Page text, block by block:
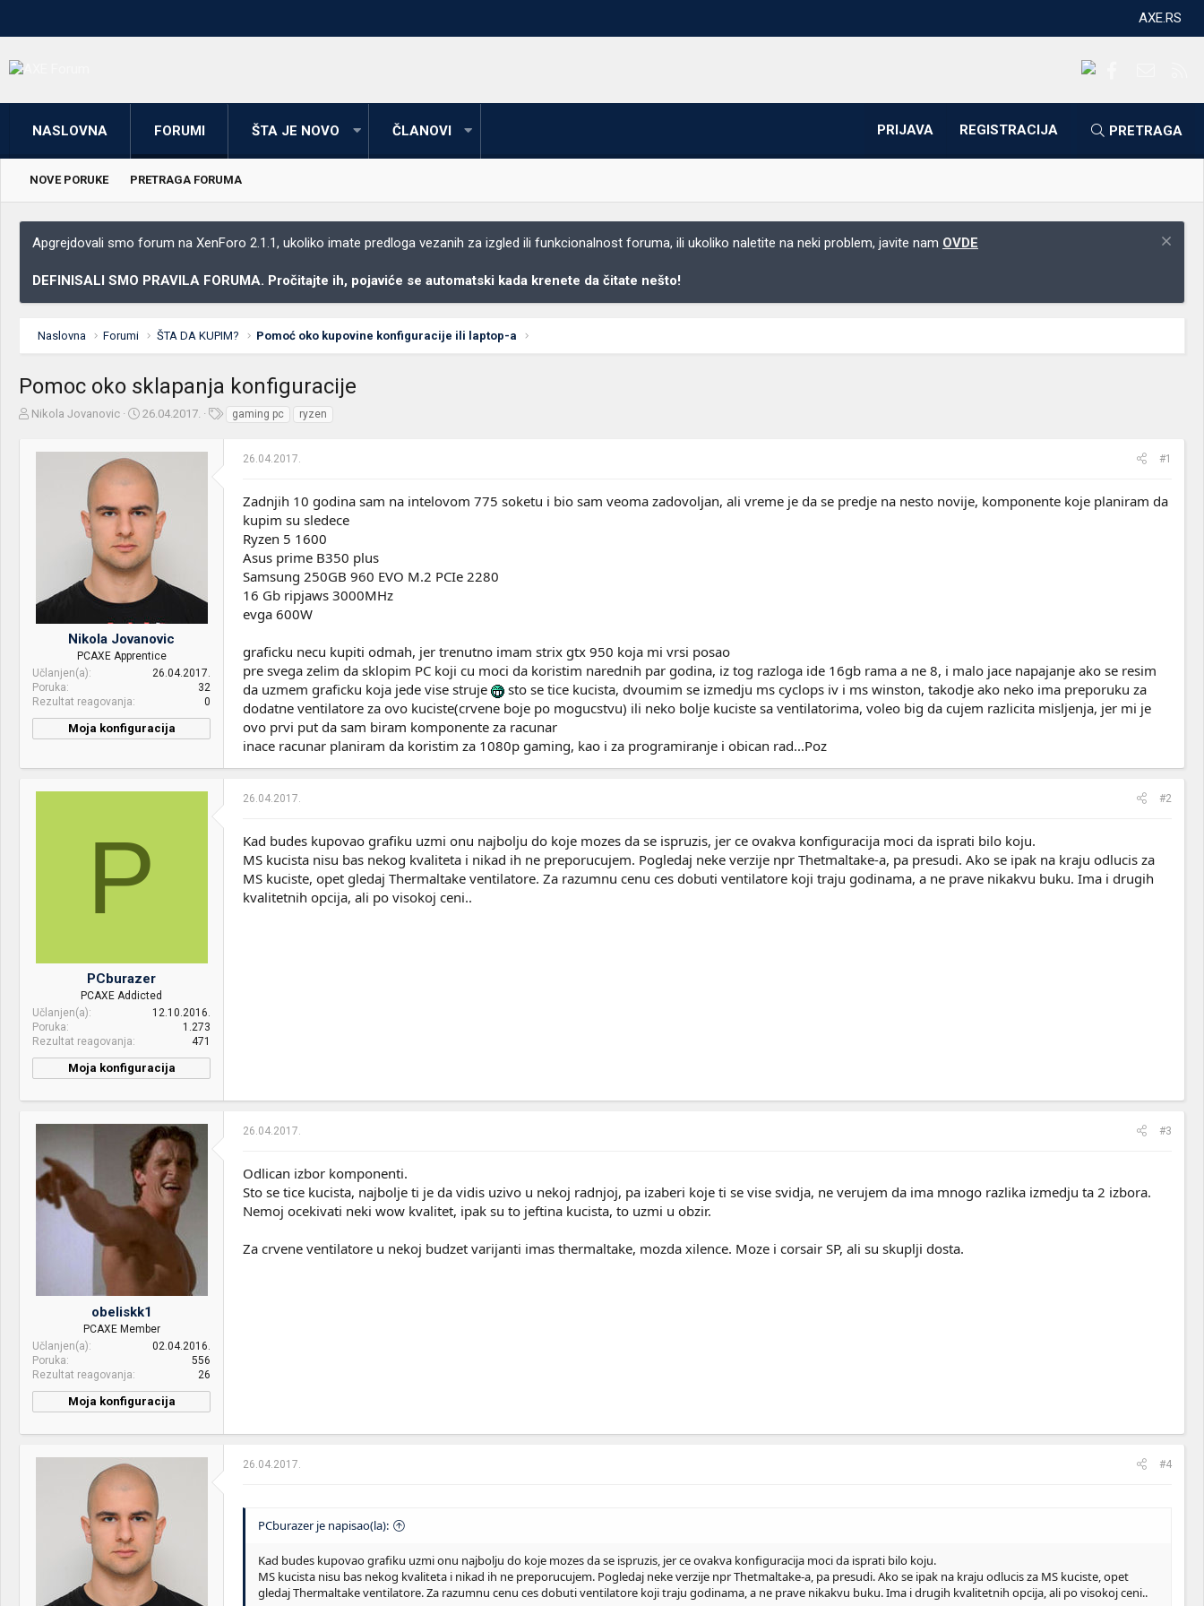
AXE.RS
NASLOVNA FORUMI ŠTA JE NOVO ČLANOVI PRIJAVA REGISTRACIJA PRETRAGA
NOVE PORUKE PRETRAGA FORUMA
Apgrejdovali smo forum na XenForo 2.1.1, ukoliko imate predloga vezanih za izgled ili funkcionalnost foruma, ili ukoliko naletite na neki problem, javite nam OVDE
DEFINISALI SMO PRAVILA FORUMA. Pročitajte ih, pojaviće se automatski kada krenete da čitate nešto!
Naslovna Forumi ŠTA DA KUPIM? Pomoć oko kupovine konfiguracije ili laptop-a
Pomoc oko sklapanja konfiguracije
Z
Nikola Jovanovic
D
m
o
e
t
j
a
26.04.2017. gaming pc ryzen
Nikola Jovanovic
PCAXE Apprentice
Učlanjen(a)
26.04.2017.
Poruka
32
Rezultat reagovanja
0
Moja konfiguracija
2xRX580 NITRO+ 8gb
Display: 2xAsus VX239
HDD:
PSU: EVGA 600W
Mice &
keyboard:
Cooler Master Masterkeys
26.04.2017. #1
Zadnjih 10 godina sam na intelovom 775 soketu i bio sam veoma zadovoljan, ali vreme je da se predje na nesto novije, komponente koje planiram da
kupim su sledece
Ryzen 5 1600
Asus prime B350 plus
Samsung 250GB 960 EVO M.2 PCIe 2280
16 Gb ripjaws 3000MHz
evga 600W
graficku necu kupiti odmah, jer trenutno imam strix gtx 950 koja mi vrsi posao
pre svega zelim da sklopim PC koji cu moci da koristim narednih par godina, iz tog razloga ide 16gb rama a ne 8, i malo jace napajanje ako se resim
da uzmem graficku koja jede vise struje
sto se tice kucista, dvoumim se izmedju ms cyclops iv i ms winston, takodje ako neko ima preporuku za
dodatne ventilatore za ovo kuciste(crvene boje po mogucstvu) ili neko bolje kuciste sa ventilatorima, voleo big da cujem razlicita misljenja, jer mi je
ovo prvi put da sam biram komponente za racunar
inace racunar planiram da koristim za 1080p gaming, kao i za programiranje i obican rad...Poz
P
PCburazer
PCAXE Addicted
Učlanjen(a)
12.10.2016.
Poruka
1.273
Rezultat reagovanja
471
Moja konfiguracija
PLUS II
RAM:
16 GB Kingston HyperX
Fury
VGA & cooler: XFX RX580 8gb
Display: Dell u2412m
SSD Kingston 240gb x2 ,
WD Green 1TB, WD Purple
2TB
Sound: Technics SH-EH600
PSU:
Be quiet 530w 80PLUS
BRONZE
26.04.2017. #2
Kad budes kupovao grafiku uzmi onu najbolju do koje mozes da se ispruzis, jer ce ovakva konfiguracija moci da isprati bilo koju.
MS kucista nisu bas nekog kvaliteta i nikad ih ne preporucujem. Pogledaj neke verzije npr Thetmaltake-a, pa presudi. Ako se ipak na kraju odlucis za
MS kuciste, opet gledaj Thermaltake ventilatore. Za razumnu cenu ces dobuti ventilatore koji traju godinama, a ne prave nikakvu buku. Ima i drugih
kvalitetnih opcija, ali po visokoj ceni..
obeliskk1
PCAXE Member
Učlanjen(a)
02.04.2016.
Poruka
556
Rezultat reagovanja
26
Moja konfiguracija
RAM:
32 GB Corsair Vengeance
LED DDR4 @ 2666MHz
VGA & cooler: 2 x ASUS STRIX RX 470 4GB
Display: Samsung 2333HD
HDD:
Samsung EVO SSD 250GB |
26.04.2017. #3
Odlican izbor komponenti.
Sto se tice kucista, najbolje ti je da vidis uzivo u nekoj radnjoj, pa izaberi koje ti se vise svidja, ne verujem da ima mnogo razlika izmedju ta 2 izbora.
Nemoj ocekivati neki wow kvalitet, ipak su to jeftina kucista, to uzmi u obzir.
Za crvene ventilatore u nekoj budzet varijanti imas thermaltake, mozda xilence. Moze i corsair SP, ali su skuplji dosta.
26.04.2017. #4
PCburazer je napisao(la):
Kad budes kupovao grafiku uzmi onu najbolju do koje mozes da se ispruzis, jer ce ovakva konfiguracija moci da isprati bilo koju.
MS kucista nisu bas nekog kvaliteta i nikad ih ne preporucujem. Pogledaj neke verzije npr Thetmaltake-a, pa presudi. Ako se ipak na kraju odlucis za MS kuciste, opet
gledaj Thermaltake ventilatore. Za razumnu cenu ces dobuti ventilatore koji traju godinama, a ne prave nikakvu buku. Ima i drugih kvalitetnih opcija, ali po visokoj ceni..